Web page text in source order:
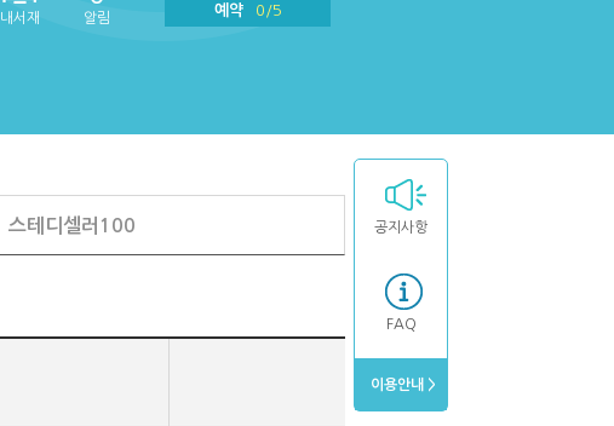
내서재 알림
예약
0/5
공지사항
FAQ
이용안내 >
스테디셀러100